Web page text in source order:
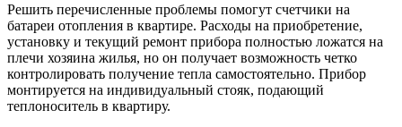
Решить перечисленные проблемы помогут счетчики на
батареи отопления в квартире. Расходы на приобретение,
установку и текущий ремонт прибора полностью ложатся на
плечи хозяина жилья, но он получает возможность четко
контролировать получение тепла самостоятельно. Прибор
монтируется на индивидуальный стояк, подающий
теплоноситель в квартиру.